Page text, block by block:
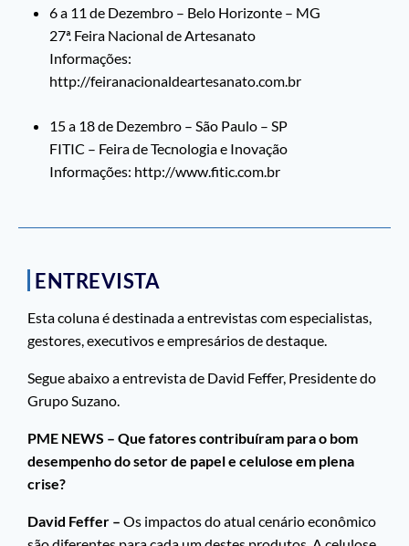
6 a 11 de Dezembro – Belo Horizonte – MG
27ª. Feira Nacional de Artesanato
Informações:
http://feiranacionaldeartesanato.com.br
15 a 18 de Dezembro – São Paulo – SP
FITIC – Feira de Tecnologia e Inovação
Informações: http://www.fitic.com.br
ENTREVISTA
Esta coluna é destinada a entrevistas com especialistas,
gestores, executivos e empresários de destaque.
Segue abaixo a entrevista de David Feffer, Presidente do
Grupo Suzano.
PME NEWS – Que fatores contribuíram para o bom
desempenho do setor de papel e celulose em plena
crise?
David Feffer – Os impactos do atual cenário econômico